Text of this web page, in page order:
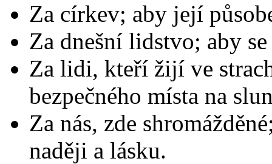
Za církev; aby její
Za dnešní lidstvo; aby
Za lidi, kteří žijí ve
bezpečného místa na
Za nás, zde
naději a lásku.